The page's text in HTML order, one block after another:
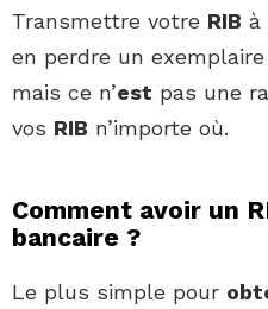
Transmettre votre RIB à
en perdre un exemplaire
mais ce n’est pas une
vos RIB n’importe où.
Comment avoir un
bancaire ?
Le plus simple pour